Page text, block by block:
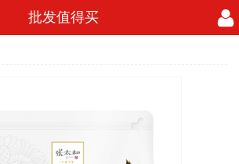
批发值得买